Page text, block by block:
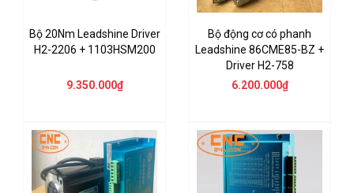
Bộ 20Nm Leadshine Driver
H2-2206 + 1103HSM200
9.350.000₫
Bộ động cơ có phanh
Leadshine 86CME85-BZ +
Driver H2-758
6.200.000₫